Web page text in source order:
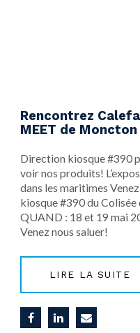
Rencontrez
MEET de Moncton
Direction kiosque #390
voir nos produits!​
dans les maritimes
kiosque #390 du
QUAND : 18 et 19 mai
Venez nous saluer!
LIRE LA SUITE